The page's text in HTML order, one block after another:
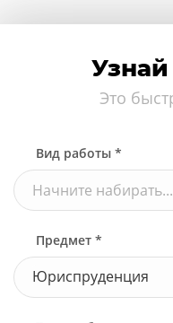
Это
Вид работы *
Начните набирать...
Предмет *
Юриспруденция